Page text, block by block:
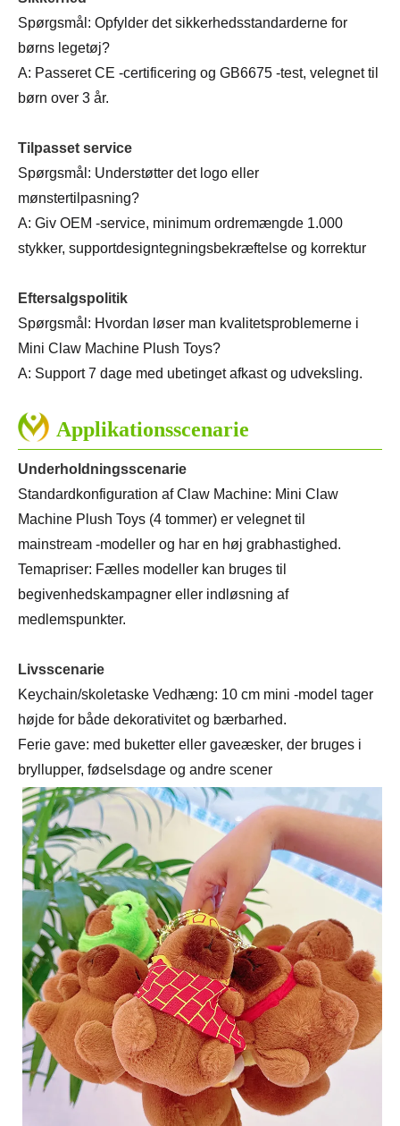
Spørgsmål: Opfylder det sikkerhedsstandarderne for
børns legetøj?
A: Passeret CE -certificering og GB6675 -test, velegnet til
børn over 3 år.
Tilpasset service
Spørgsmål: Understøtter det logo eller
mønstertilpasning?
A: Giv OEM -service, minimum ordremængde 1.000
stykker, supportdesigntegningsbekræftelse og korrektur
Eftersalgspolitik
Spørgsmål: Hvordan løser man kvalitetsproblemerne i
Mini Claw Machine Plush Toys?
A: Support 7 dage med ubetinget afkast og udveksling.
Applikationsscenarie
Underholdningsscenarie
Standardkonfiguration af Claw Machine: Mini Claw
Machine Plush Toys (4 tommer) er velegnet til
mainstream -modeller og har en høj grabhastighed.
Temapriser: Fælles modeller kan bruges til
begivenhedskampagner eller indløsning af
medlemspunkter.
Livsscenarie
Keychain/skoletaske Vedhæng: 10 cm mini -model tager
højde for både dekorativitet og bærbarhed.
Ferie gave: med buketter eller gaveæsker, der bruges i
bryllupper, fødselsdage og andre scener